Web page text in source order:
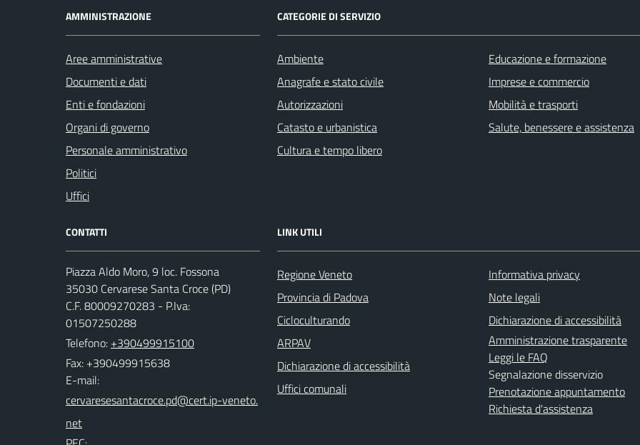
AMMINISTRAZIONE
Aree amministrative
Documenti e dati
Enti e fondazioni
Organi di governo
Personale amministrativo
Politici
Uffici
CATEGORIE DI SERVIZIO
Ambiente
Anagrafe e stato civile
Autorizzazioni
Catasto e urbanistica
Cultura e tempo libero
Educazione e formazione
Imprese e commercio
Mobilità e trasporti
Salute, benessere e assistenza
CONTATTI
Piazza Aldo Moro, 9 loc. Fossona
35030 Cervarese Santa Croce (PD)
C.F. 80009270283 - P.Iva:
01507250288
Telefono: +390499915100
Fax: +390499915638
E-mail:
LINK UTILI
Regione Veneto
Provincia di Padova
Cicloculturando
ARPAV
Dichiarazione di accessibilità
Uffici comunali
Informativa privacy
Note legali
Dichiarazione di accessibilità
Amministrazione trasparente
Leggi le FAQ
Segnalazione disservizio
Prenotazione appuntamento
Richiesta d'assistenza